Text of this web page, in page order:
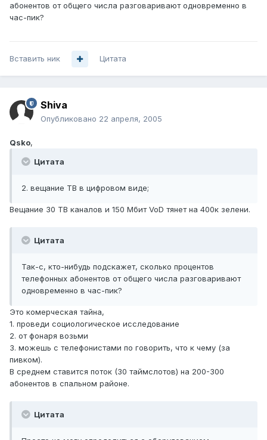
абонентов от общего числа разговаривают одновременно в
час-пик?
Вставить ник Цитата
Shiva
Опубликовано 22 апреля, 2005
Qsko,
Цитата
2. вещание ТВ в цифровом виде;
Вещание 30 ТВ каналов и 150 Мбит VoD тянет на 400к зелени.
Цитата
Так-с, кто-нибудь подскажет, сколько процентов
телефонных абонентов от общего числа разговаривают
одновременно в час-пик?
Это комерческая тайна,
1. проведи социологическое исследование
2. от фонаря возьми
3. можешь с телефонистами по говорить, что к чему (за
пивком).
В среднем ставится поток (30 таймслотов) на 200-300
абонентов в спальном районе.
Цитата